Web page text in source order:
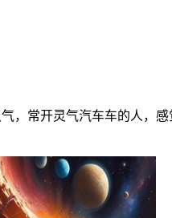
，常开灵气汽车车的人，